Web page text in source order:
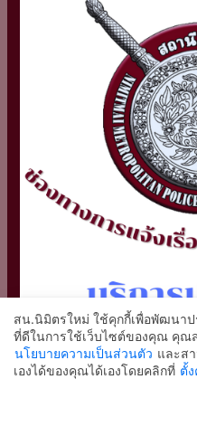
สน.นิมิตรใหม่ ใช้คุกกี้เพื่อพัฒนา
ที่ดีในการใช้เว็บไซต์ของคุณ คุณ
นโยบายความเป็นส่วนตัว และส
เองได้ของคุณได้เองโดยคลิกที่ ตั้